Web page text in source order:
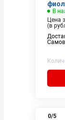
В
Цена
(в
0/5